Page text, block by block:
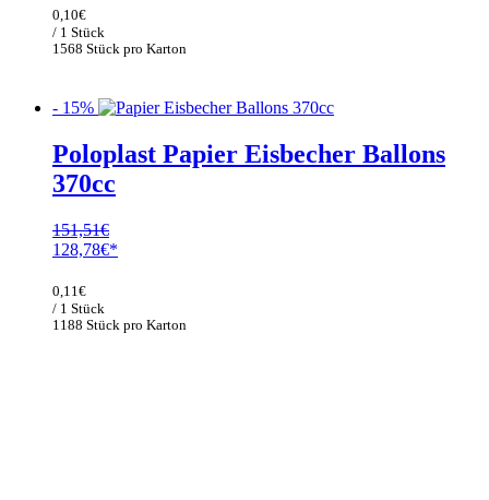
war:
183,40€
1568 Stück pro Karton
0,10€
/ 1 Stück
- 15%
Poloplast Papier Eisbecher Ballons
370cc
151,51€
Ursprünglicher
war:
151,51€
128,78€
1188 Stück pro Karton
0,11 €
/ 1 Stück